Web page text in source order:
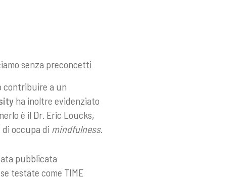
senza preconcetti
contribuire a un
ha inoltre evidenziato
è il Dr. Eric Loucks,
di occupa di mindfulness.
pubblicata
testate come TIME